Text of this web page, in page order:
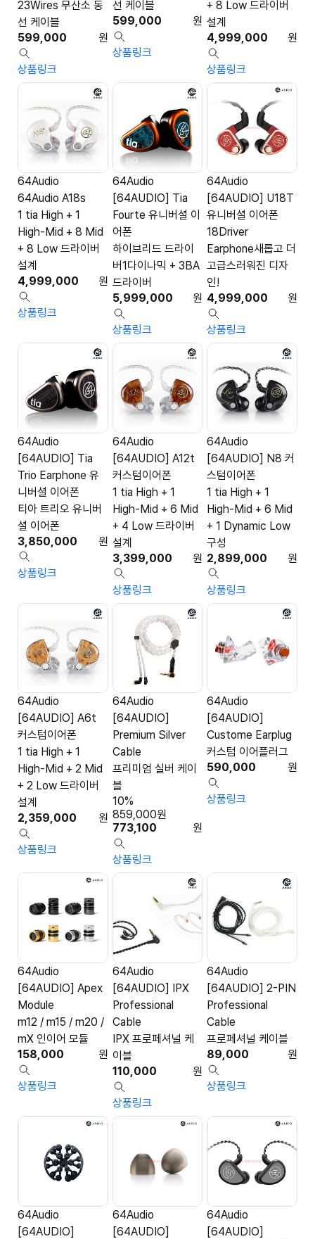
23Wires 무산소 동
선 케이블
599,000
원
상품링크
선 케이블
599,000
원
상품링크
+ 8 Low 드라이버
설계
4,999,000
원
상품링크
64Audio
64Audio A18s
1 tia High + 1
High-Mid + 8 Mid
+ 8 Low 드라이버
설계
4,999,000
원
상품링크
64Audio
[64AUDIO] Tia
Fourte 유니버셜 이
어폰
하이브리드 드라이
버1다이나믹 + 3BA
드라이버
5,999,000
원
상품링크
64Audio
[64AUDIO] U18T
유니버셜 이어폰
18Driver
Earphone새롭고 더
고급스러워진 디자
인!
4,999,000
원
상품링크
64Audio
[64AUDIO] Tia
Trio Earphone 유
니버셜 이어폰
티아 트리오 유니버
셜 이어폰
3,850,000
원
상품링크
64Audio
[64AUDIO] A12t
커스텀이어폰
1 tia High + 1
High-Mid + 6 Mid
+ 4 Low 드라이버
설계
3,399,000
원
상품링크
64Audio
[64AUDIO] N8 커
스텀이어폰
1 tia High + 1
High-Mid + 6 Mid
+ 1 Dynamic Low
구성
2,899,000
원
상품링크
64Audio
[64AUDIO] A6t
커스텀이어폰
1 tia High + 1
High-Mid + 2 Mid
+ 2 Low 드라이버
설계
2,359,000
원
상품링크
64Audio
[64AUDIO]
Premium Silver
Cable
프리미엄 실버 케이
블
773,100 원
859,000원
10%
상품링크
64Audio
[64AUDIO]
Custome Earplug
커스텀 이어플러그
590,000
원
상품링크
64Audio
[64AUDIO] Apex
Module
m12 / m15 / m20 /
mX 인이어 모듈
158,000
원
상품링크
64Audio
[64AUDIO] IPX
Professional
Cable
IPX 프로페셔널 케
이블
110,000
원
상품링크
64Audio
[64AUDIO] 2-PIN
Professional
Cable
프로페셔널 케이블
89,000
원
상품링크
64Audio
[64AUDIO]
64Audio
[64AUDIO]
64Audio
[64AUDIO]